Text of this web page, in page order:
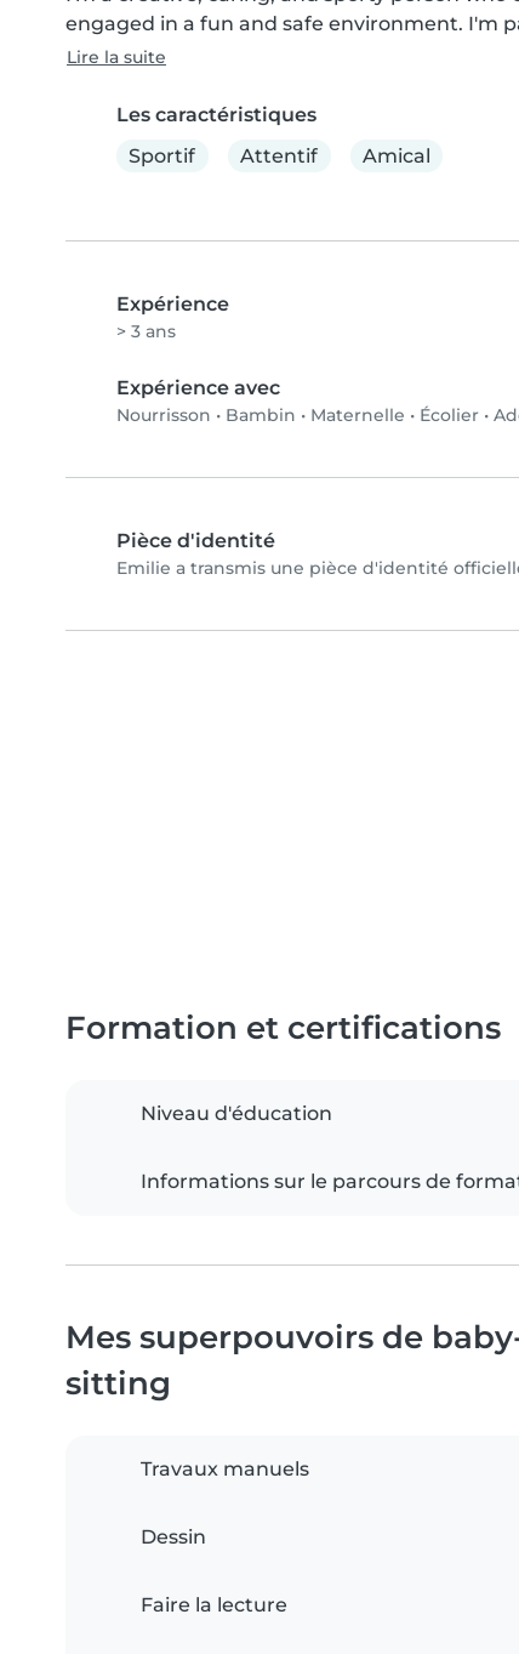
engaged in a fun and safe environment. I'm
Lire la suite
Les caractéristiques
Sportif
Attentif Amical
Expérience
> 3 ans
Expérience avec
Nourrisson • Bambin • Maternelle • Écolier •
Pièce d'identité
Emilie a transmis une pièce d'identité
Formation et certifications
Niveau d'éducation
Informations sur le parcours de
Mes superpouvoirs de
sitting
Travaux manuels
Dessin
Faire la lecture